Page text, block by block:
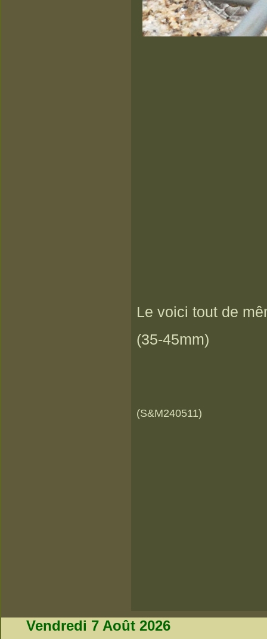
Le voici tout de
(35-45mm)
(S&M240511)
Vendredi 7 Août 2026